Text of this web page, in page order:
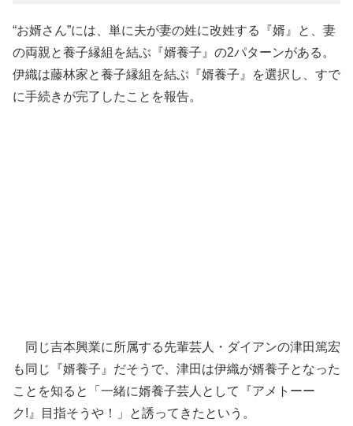
“お婿さん”には、単に夫が妻の姓に改姓する『婿』と、妻
の両親と養子縁組を結ぶ『婿養子』の2パターンがある。
伊織は藤林家と養子縁組を結ぶ『婿養子』を選択し、すで
に手続きが完了したことを報告。
同じ吉本興業に所属する先輩芸人・ダイアンの津田篤宏
も同じ『婿養子』だそうで、津田は伊織が婿養子となった
ことを知ると「一緒に婿養子芸人として『アメトーー
ク!』目指そうや！」と誘ってきたという。